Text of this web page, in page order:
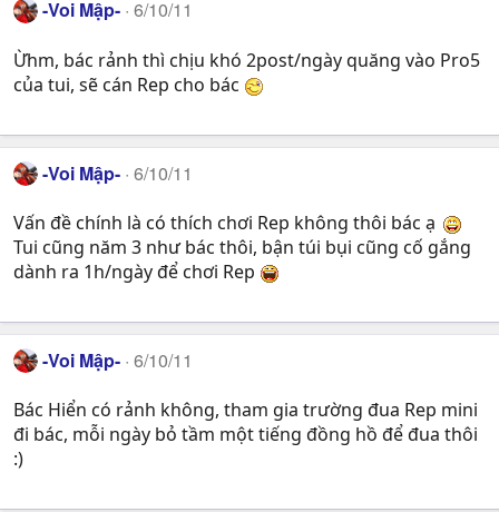
-Voi Mập- 6/10/11
Ừhm, bác rảnh thì chịu khó 2post/ngày quăng vào Pro5
của tui, sẽ cán Rep cho bác
-Voi Mập- 6/10/11
Vấn đề chính là có thích chơi Rep không thôi bác ạ
Tui cũng năm 3 như bác thôi, bận túi bụi cũng cố gắng
dành ra 1h/ngày để chơi Rep
-Voi Mập- 6/10/11
Bác Hiển có rảnh không, tham gia trường đua Rep mini
đi bác, mỗi ngày bỏ tầm một tiếng đồng hồ để đua thôi
:)